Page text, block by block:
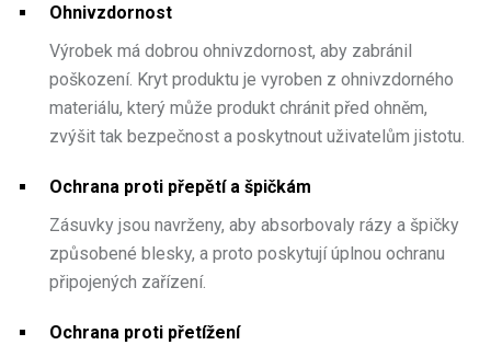
Ohnivzdornost
Výrobek má dobrou ohnivzdornost, aby zabránil
poškození. Kryt produktu je vyroben z ohnivzdorného
materiálu, který může produkt chránit před ohněm,
zvýšit tak bezpečnost a poskytnout uživatelům jistotu.
Ochrana proti přepětí a špičkám
Zásuvky jsou navrženy, aby absorbovaly rázy a špičky
způsobené blesky, a proto poskytují úplnou ochranu
připojených zařízení.
Ochrana proti přetížení